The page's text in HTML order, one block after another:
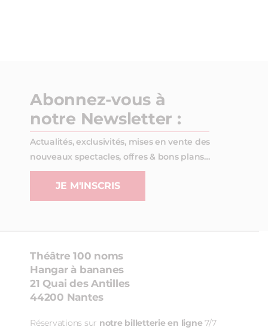
Abonnez-vous à
notre Newsletter :
Actualités, exclusivités, mises en vente des
nouveaux spectacles, offres & bons plans…
JE M'INSCRIS
Théâtre 100 noms
Hangar à bananes
21 Quai des Antilles
44200 Nantes
Réservations sur notre billetterie en ligne 7/7